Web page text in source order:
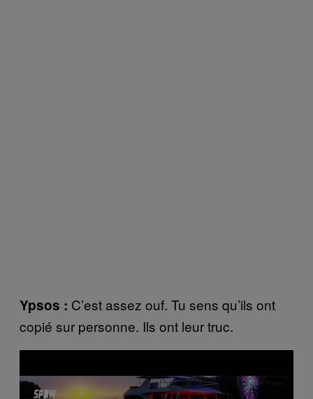
Ypsos : C’est assez ouf. Tu sens qu’ils ont
copié sur personne. Ils ont leur truc.
a